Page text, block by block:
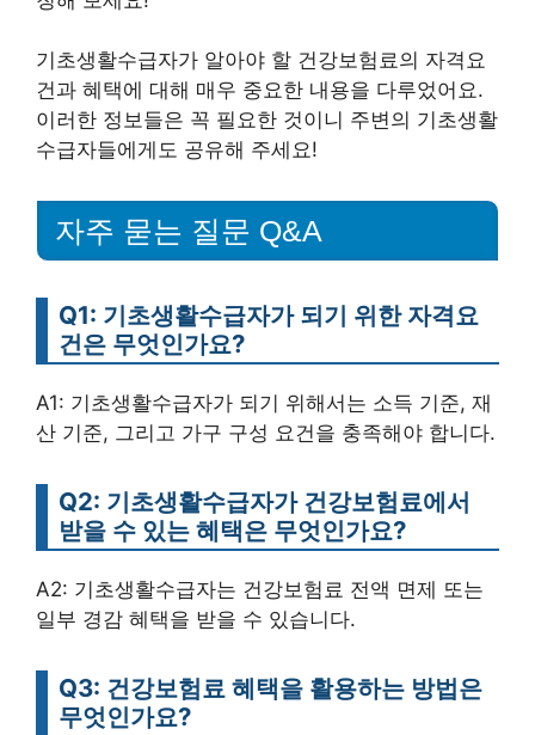
기초생활수급자가 알아야 할 건강보험료의 자격요
건과 혜택에 대해 매우 중요한 내용을 다루었어요.
이러한 정보들은 꼭 필요한 것이니 주변의 기초생활
수급자들에게도 공유해 주세요!
자주 묻는 질문 Q&A
Q1: 기초생활수급자가 되기 위한 자격요
건은 무엇인가요?
A1: 기초생활수급자가 되기 위해서는 소득 기준, 재
산 기준, 그리고 가구 구성 요건을 충족해야 합니다.
Q2: 기초생활수급자가 건강보험료에서
받을 수 있는 혜택은 무엇인가요?
A2: 기초생활수급자는 건강보험료 전액 면제 또는
일부 경감 혜택을 받을 수 있습니다.
Q3: 건강보험료 혜택을 활용하는 방법은
무엇인가요?